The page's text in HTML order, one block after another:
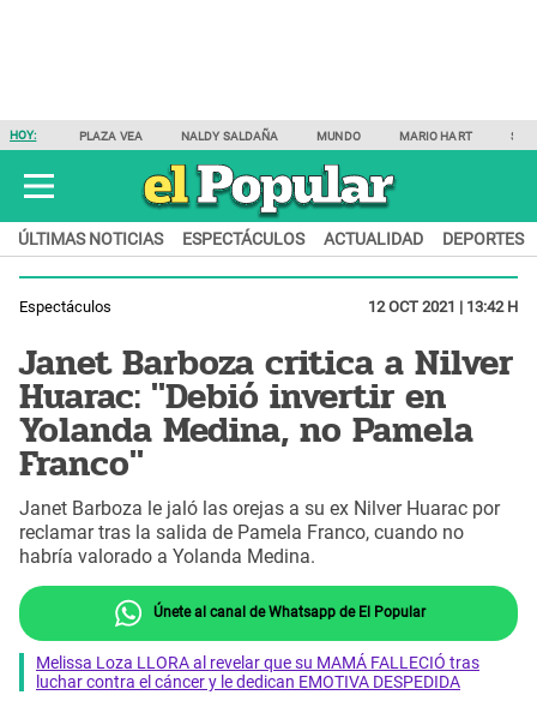
HOY: PLAZA VEA NALDY SALDAÑA MUNDO MARIO HART
ÚLTIMAS NOTICIAS ESPECTÁCULOS ACTUALIDAD DEPORTES
Espectáculos 12 OCT 2021 | 13:42 H
Janet Barboza critica a Nilver
Huarac: "Debió invertir en
Yolanda Medina, no Pamela
Franco"
Janet Barboza le jaló las orejas a su ex Nilver Huarac por
reclamar tras la salida de Pamela Franco, cuando no
habría valorado a Yolanda Medina.
Únete al canal de Whatsapp de El Popular
Melissa Loza LLORA al revelar que su MAMÁ FALLECIÓ tras
luchar contra el cáncer y le dedican EMOTIVA DESPEDIDA